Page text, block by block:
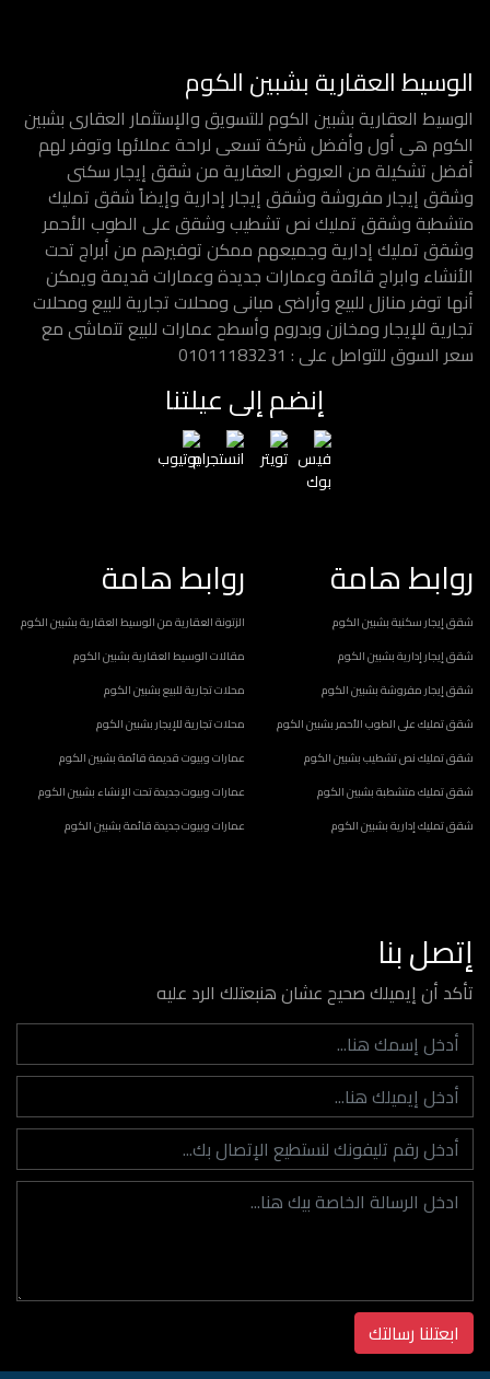
الوسيط العقارية بشبين الكوم
الوسيط العقارية بشبين الكوم للتسويق والإستثمار العقارى بشبين
الكوم هى أول وأفضل شركة تسعى لراحة عملائها وتوفر لهم
أفضل تشكيلة من العروض العقارية من شقق إيجار سكنى
وشقق إيجار مفروشة وشقق إيجار إدارية وإيضاً شقق تمليك
متشطبة وشقق تمليك نص تشطيب وشقق على الطوب الأحمر
وشقق تمليك إدارية وجميعهم ممكن توفيرهم من أبراج تحت
الأنشاء وابراج قائمة وعمارات جديدة وعمارات قديمة ويمكن
أنها توفر منازل للبيع وأراضى مبانى ومحلات تجارية للبيع ومحلات
تجارية للإيجار ومخازن وبدروم وأسطح عمارات للبيع تتماشى مع
سعر السوق للتواصل على : 01011183231
إنضم إلى عيلتنا
روابط هامة
شقق إيجار سكنية بشبين الكوم
شقق إيجار إدارية بشبين الكوم
شقق إيجار مفروشة بشبين الكوم
شقق تمليك على الطوب الأحمر بشبين الكوم
شقق تمليك نص تشطيب بشبين الكوم
شقق تمليك متشطبة بشبين الكوم
شقق تمليك إدارية بشبين الكوم
روابط هامة
الزتونة العقارية من الوسيط العقارية بشبين الكوم
مقالات الوسيط العقارية بشبين الكوم
محلات تجارية للبيع بشبين الكوم
محلات تجارية للإيجار بشبين الكوم
عمارات وبيوت قديمة قائمة بشبين الكوم
عمارات وبيوت جديدة تحت الإنشاء بشبين الكوم
عمارات وبيوت جديدة قائمة بشبين الكوم
إتصل بنا
تأكد أن إيميلك صحيح عشان هنبعتلك الرد عليه